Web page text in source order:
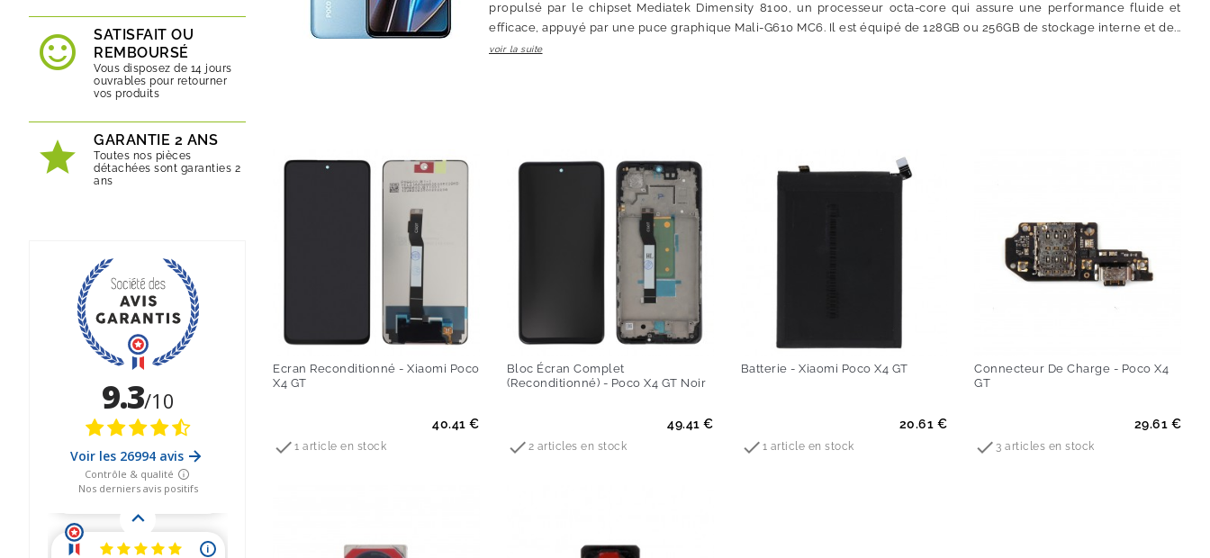
SATISFAIT OU
REMBOURSÉ
Vous disposez de 14 jours
ouvrables pour retourner
vos produits
GARANTIE 2 ANS
Toutes nos pièces
détachées sont garanties 2
ans
propulsé par le chipset Mediatek Dimensity 8100, un processeur octa-core qui assure une performance fluide et
efficace, appuyé par une puce graphique Mali-G610 MC6. Il est équipé de 128GB ou 256GB de stockage interne et de...
voir la suite
Ecran Reconditionné - Xiaomi Poco
X4 GT
40.41 €
 1 article en stock
Bloc Écran Complet
(reconditionné) - Poco X4 GT Noir
49.41 €
 2 articles en stock
Batterie - Xiaomi Poco X4 GT
20.61 €
 1 article en stock
Connecteur De Charge - Poco X4
GT
29.61 €
3 articles en stock